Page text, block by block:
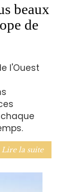
beaux
de
l'Ouest
Lire la suite